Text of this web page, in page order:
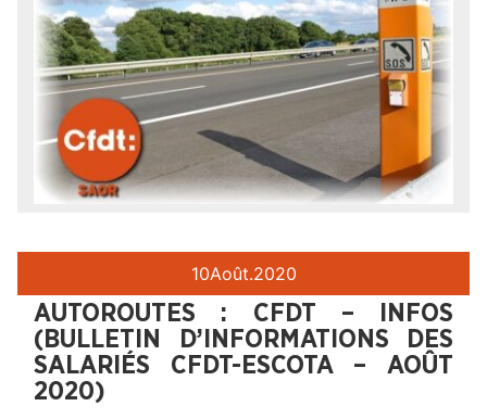
10Août.2020
AUTOROUTES : CFDT – INFOS
(BULLETIN D’INFORMATIONS DES
SALARIÉS CFDT-ESCOTA – AOÛT
2020)